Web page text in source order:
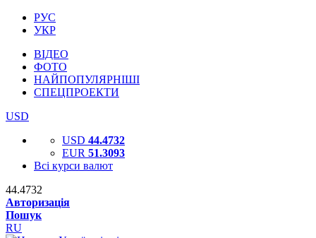
РУС
УКР
ВІДЕО
ФОТО
НАЙПОПУЛЯРНІШІ
СПЕЦПРОЕКТИ
USD
USD 44.4732
EUR 51.3093
Всі курси валют
44.4732
Авторизація
Пошук
RU